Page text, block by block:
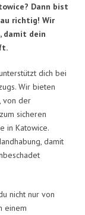
Dann bist
richtig! Wir
, damit dein
dich bei
Wir bieten
von der
sicheren
in Katowice.
damit
nicht nur von
einem